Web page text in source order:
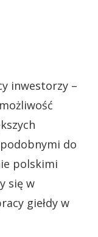
inwestorzy –
do
polskimi
się w
giełdy w